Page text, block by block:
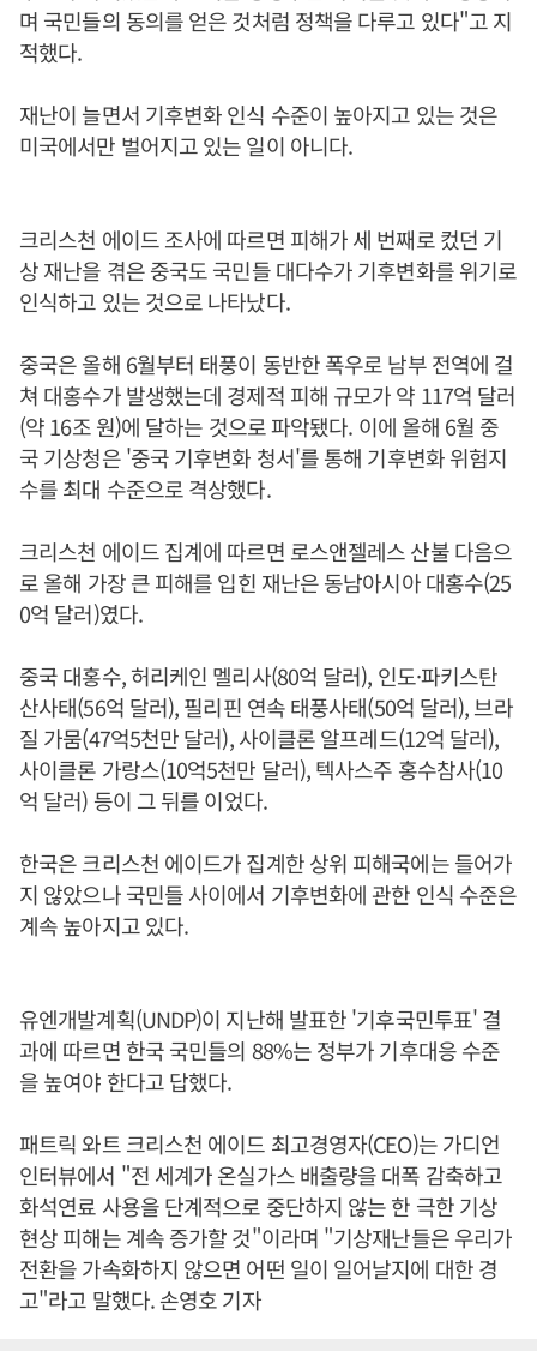
며 국민들의 동의를 얻은 것처럼 정책을 다루고 있다"고 지
적했다.
재난이 늘면서 기후변화 인식 수준이 높아지고 있는 것은
미국에서만 벌어지고 있는 일이 아니다.
크리스천 에이드 조사에 따르면 피해가 세 번째로 컸던 기
상 재난을 겪은 중국도 국민들 대다수가 기후변화를 위기로
인식하고 있는 것으로 나타났다.
중국은 올해 6월부터 태풍이 동반한 폭우로 남부 전역에 걸
쳐 대홍수가 발생했는데 경제적 피해 규모가 약 117억 달러
(약 16조 원)에 달하는 것으로 파악됐다. 이에 올해 6월 중
국 기상청은 '중국 기후변화 청서'를 통해 기후변화 위험지
수를 최대 수준으로 격상했다.
크리스천 에이드 집계에 따르면 로스앤젤레스 산불 다음으
로 올해 가장 큰 피해를 입힌 재난은 동남아시아 대홍수(25
0억 달러)였다.
중국 대홍수, 허리케인 멜리사(80억 달러), 인도·파키스탄
산사태(56억 달러), 필리핀 연속 태풍사태(50억 달러), 브라
질 가뭄(47억5천만 달러), 사이클론 알프레드(12억 달러),
사이클론 가랑스(10억5천만 달러), 텍사스주 홍수참사(10
억 달러) 등이 그 뒤를 이었다.
한국은 크리스천 에이드가 집계한 상위 피해국에는 들어가
지 않았으나 국민들 사이에서 기후변화에 관한 인식 수준은
계속 높아지고 있다.
유엔개발계획(UNDP)이 지난해 발표한 '기후국민투표' 결
과에 따르면 한국 국민들의 88%는 정부가 기후대응 수준
을 높여야 한다고 답했다.
패트릭 와트 크리스천 에이드 최고경영자(CEO)는 가디언
인터뷰에서 "전 세계가 온실가스 배출량을 대폭 감축하고
화석연료 사용을 단계적으로 중단하지 않는 한 극한 기상
현상 피해는 계속 증가할 것"이라며 "기상재난들은 우리가
전환을 가속화하지 않으면 어떤 일이 일어날지에 대한 경
고"라고 말했다. 손영호 기자